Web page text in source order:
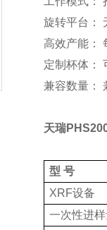
旋转平台：
高效产能：
定制杯体：
兼容数量：
天瑞
型 号
XRF设备
一次性进